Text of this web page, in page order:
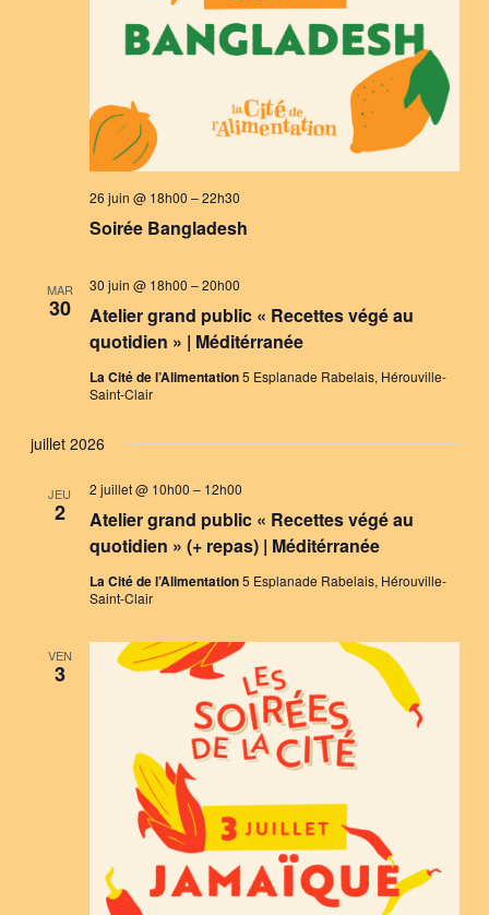
Soirée Bangladesh
26 juin @ 18h00 –22h30
MAR
30
Atelier grand public « Recettes végé au
quotidien » | Méditérranée
30 juin @ 18h00 –20h00
La Cité de l’Alimentation5 Esplanade Rabelais, Hérouville-
Saint-Clair
juillet 2026
JEU
2
Atelier grand public « Recettes végé au
quotidien » (+ repas) | Méditérranée
2 juillet @ 10h00 – 12h00
La Cité de l’Alimentation5 Esplanade Rabelais, Hérouville-
Saint-Clair
VEN
3